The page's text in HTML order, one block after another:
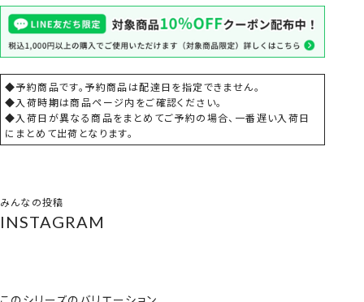
◆予約商品です。予約商品は配達日を指定できません。
◆入荷時期は商品ページ内をご確認ください。
◆入荷日が異なる商品をまとめてご予約の場合、一番遅い入荷日
にまとめて出荷となります。
みんなの投稿
INSTAGRAM